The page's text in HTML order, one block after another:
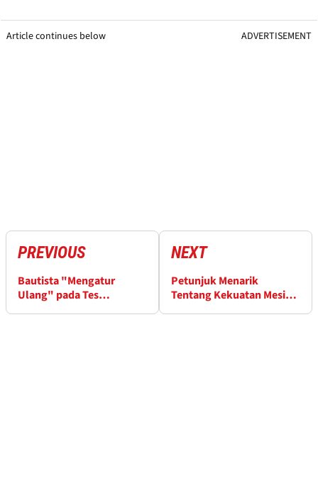
Article continues below ADVERTISEMENT
PREVIOUS
Bautista "Mengatur
Ulang" pada Tes
NEXT
Petunjuk Menarik
Tentang Kekuatan Mesin